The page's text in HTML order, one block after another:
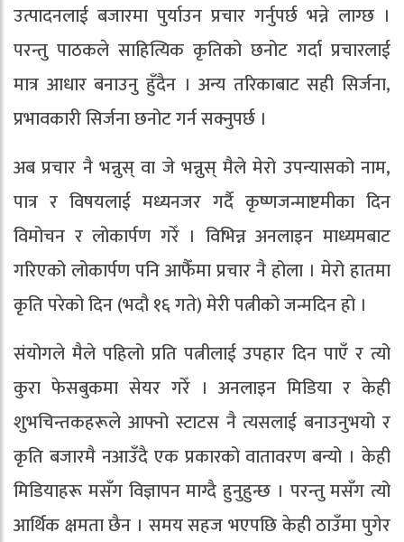
उत्पादनलाई बजारमा पुर्याउन प्रचार गर्नुपर्छ भन्ने लाग्छ ।
परन्तु पाठकले साहित्यिक कृतिको छनोट गर्दा प्रचारलाई
मात्र आधार बनाउनु हुँदैन । अन्य तरिकाबाट सही सिर्जना,
प्रभावकारी सिर्जना छनोट गर्न सक्नुपर्छ ।
अब प्रचार नै भन्नुस् वा जे भन्नुस् मैले मेरो उपन्यासको नाम,
पात्र र विषयलाई मध्यनजर गर्दै कृष्णजन्माष्टमीका दिन
विमोचन र लोकार्पण गरेँ । विभिन्न अनलाइन माध्यमबाट
गरिएको लोकार्पण पनि आफैँमा प्रचार नै होला । मेरो हातमा
कृति परेको दिन (भदौ १६ गते) मेरी पत्नीको जन्मदिन हो ।
संयोगले मैले पहिलो प्रति पत्नीलाई उपहार दिन पाएँ र त्यो
कुरा फेसबुकमा सेयर गरेँ । अनलाइन मिडिया र केही
शुभचिन्तकहरूले आफ्नो स्टाटस नै त्यसलाई बनाउनुभयो र
कृति बजारमै नआउँदै एक प्रकारको वातावरण बन्यो । केही
मिडियाहरू मसँग विज्ञापन माग्दै हुनुहुन्छ । परन्तु मसँग त्यो
आर्थिक क्षमता छैन । समय सहज भएपछि केही ठाउँमा पुगेर